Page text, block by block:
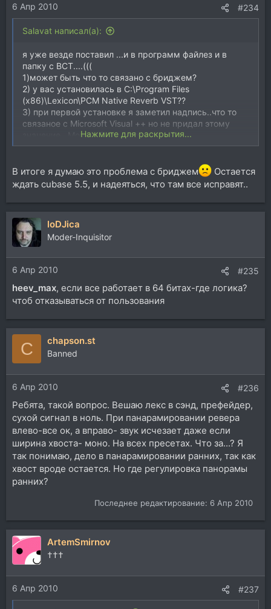
6 Апр 2010 #234
Salavat написал(а):
я уже везде поставил ...и в программ файлез и в
папку с ВСТ....(((
1)может быть что то связано с бриджем?
2) у вас установилась в C:\Program Files
(x86)\Lexicon\PCM Native Reverb VST??
3) при первой установке я заметил надпись..что то
связаное с Microsoft Visual ++ но не придал этому
значение...Может быть в этом дело?
Нажмите для раскрытия...
В итоге я думаю это проблема с бриджем
Остается
ждать cubase 5.5, и надеяться, что там все исправят..
loDJica
Moder-Inquisitor
6 Апр 2010 #235
heev_max, если все работает в 64 битах-где логика?
чтоб отказываться от пользования
C chapson.st
Banned
6 Апр 2010 #236
Ребята, такой вопрос. Вешаю лекс в сэнд, префейдер,
сухой сигнал в ноль. При панарамировании ревера
влево-все ок, а вправо- звук исчезает даже если
ширина хвоста- моно. На всех пресетах. Что за...? Я
так понимаю, дело в панарамировании ранних, так как
хвост вроде остается. Но где регулировка панорамы
ранних?
Последнее редактирование: 6 Апр 2010
ArtemSmirnov
†††
6 Апр 2010 #237